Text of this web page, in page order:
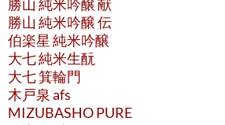
勝山 純米吟醸 献
勝山 純米吟醸 伝
伯楽星 純米吟醸
大七 純米生酛
大七 箕輪門
木戸泉 afs
MIZUBASHO PURE